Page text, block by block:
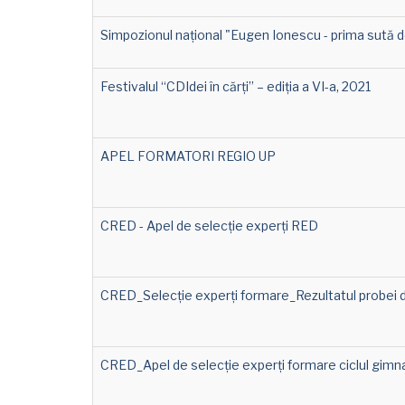
Simpozionul național "Eugen Ionescu - prima sută
Festivalul “CDIdei în cărți” – ediția a VI-a, 2021
APEL FORMATORI REGIO UP
CRED - Apel de selecție experți RED
CRED_Selecție experți formare_Rezultatul probei
CRED_Apel de selecție experți formare ciclul